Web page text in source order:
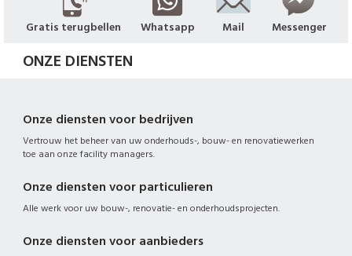
Gratis terugbellen Whatsapp Mail Messenger
ONZE DIENSTEN
Onze diensten voor bedrijven
Vertrouw het beheer van uw onderhouds-, bouw- en renovatiewerken
toe aan onze facility managers.
Onze diensten voor particulieren
Alle werk voor uw bouw-, renovatie- en onderhoudsprojecten.
Onze diensten voor aanbieders